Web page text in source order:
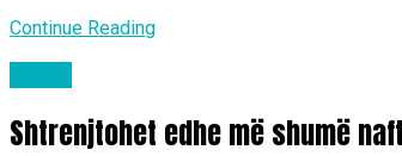
Continue Reading
Shtrenjtohet edhe më shumë